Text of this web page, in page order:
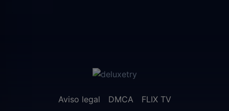
Aviso legal DMCA FLIX TV